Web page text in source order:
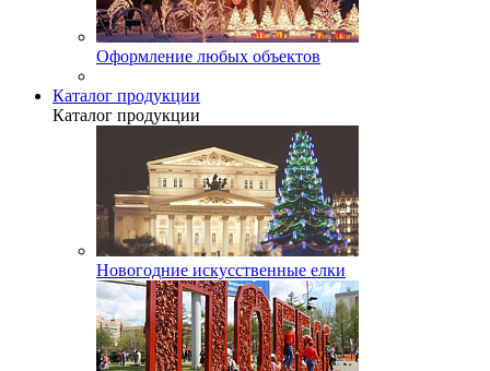
Оформление любых объектов
Каталог продукции
Каталог продукции
Новогодние искусственные елки